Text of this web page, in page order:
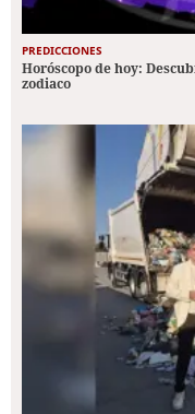
PREDICCIONES
Horóscopo de hoy:
zodiaco